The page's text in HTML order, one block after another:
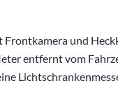
Frontkamera und
entfernt vom